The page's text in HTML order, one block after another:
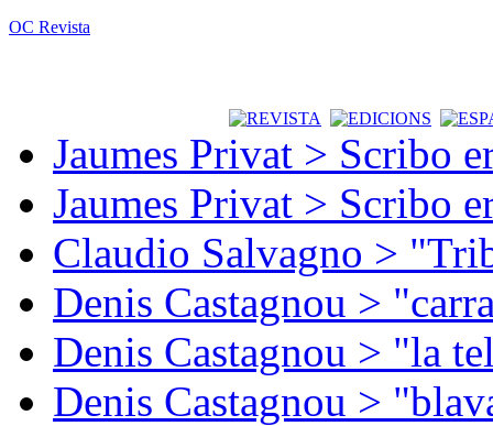
OC Revista
Jaumes Privat > Scribo
Jaumes Privat > Scribo
Claudio Salvagno >
Denis Castagnou >
Denis Castagnou > "la
Denis Castagnou >